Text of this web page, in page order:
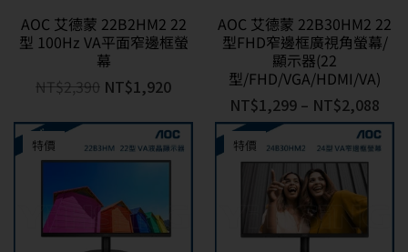
AOC 艾德蒙 22B2HM2 22
型 100Hz VA平面窄邊框螢
幕
NT$2,390 NT$1,920
AOC 艾德蒙 22B30HM2 22
型FHD窄邊框廣視角螢幕/
顯示器(22
型/FHD/VGA/HDMI/VA)
NT$1,299 – NT$2,088
特價 特價